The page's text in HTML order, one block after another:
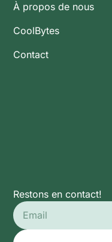
À propos de nous
CoolBytes
Contact
Restons en contact!